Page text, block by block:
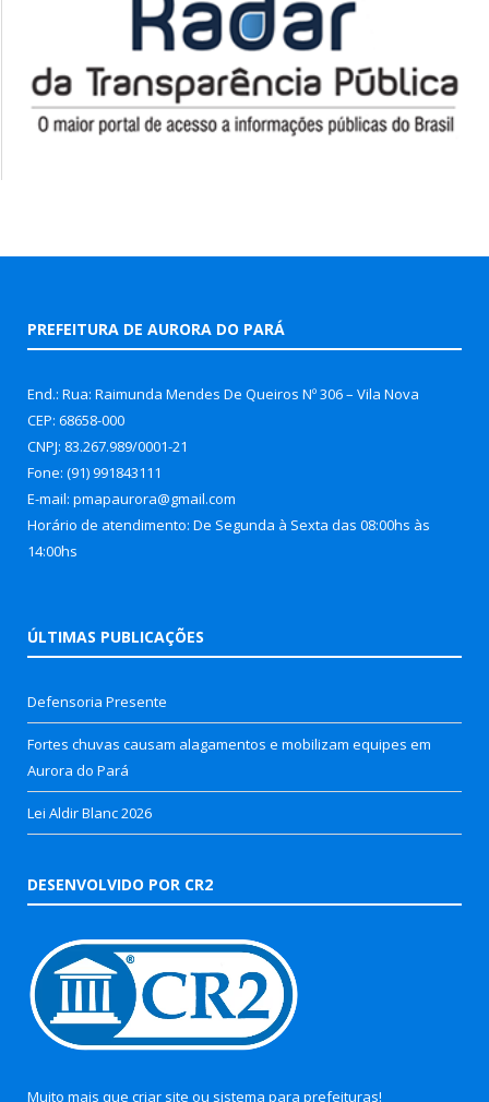
PREFEITURA DE AURORA DO PARÁ
End.: Rua: Raimunda Mendes De Queiros Nº 306 – Vila Nova
CEP: 68658-000
CNPJ: 83.267.989/0001-21
Fone: (91) 991843111
E-mail: pmapaurora@gmail.com
Horário de atendimento: De Segunda à Sexta das 08:00hs às
14:00hs
ÚLTIMAS PUBLICAÇÕES
Defensoria Presente
Fortes chuvas causam alagamentos e mobilizam equipes em
Aurora do Pará
Lei Aldir Blanc 2026
DESENVOLVIDO POR CR2
Muito mais que criar site ou sistema para prefeituras!